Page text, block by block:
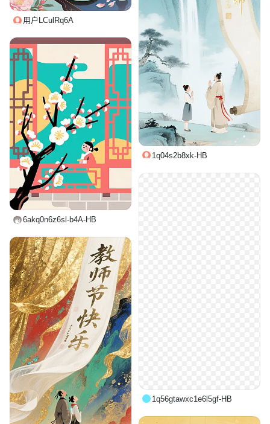
用户LCulRq6A
1q04s2b8xk-HB
6akq0n6z6sl-b4A-HB
1q56gtawxc1e6l5gf-HB